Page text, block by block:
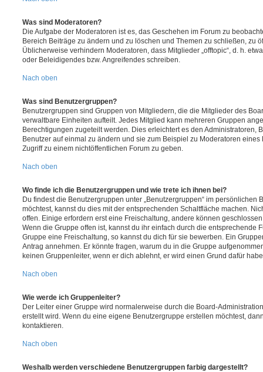
Was sind Moderatoren?
Die Aufgabe der Moderatoren ist es, das Geschehen im Forum zu
Bereich Beiträge zu ändern und zu löschen und Themen zu schließen, zu
Üblicherweise verhindern Moderatoren, dass Mitglieder „offtopic“, d. h.
oder Beleidigendes bzw. Angreifendes schreiben.
Nach oben
Was sind Benutzergruppen?
Benutzergruppen sind Gruppen von Mitgliedern, die die Mitglieder des
verwaltbare Einheiten aufteilt. Jedes Mitglied kann mehreren Gruppen
Berechtigungen zugeteilt werden. Dies erleichtert es den Administratoren,
Benutzer auf einmal zu ändern und sie zum Beispiel zu Moderatoren
Zugriff zu einem nichtöffentlichen Forum zu geben.
Nach oben
Wo finde ich die Benutzergruppen und wie trete ich ihnen bei?
Du findest die Benutzergruppen unter „Benutzergruppen“ im persönlichen
möchtest, kannst du dies mit der entsprechenden Schaltfläche machen.
offen. Einige erfordern erst eine Freischaltung, andere können
Wenn die Gruppe offen ist, kannst du ihr einfach durch die entsprechende
Gruppe eine Freischaltung, so kannst du dich für sie bewerben. Ein
Antrag annehmen. Er könnte fragen, warum du in die Gruppe
keinen Gruppenleiter, wenn er dich ablehnt, er wird einen Grund dafür
Nach oben
Wie werde ich Gruppenleiter?
Der Leiter einer Gruppe wird normalerweise durch die Board-
erstellt wird. Wenn du eine eigene Benutzergruppe erstellen möchtest,
kontaktieren.
Nach oben
Weshalb werden verschiedene Benutzergruppen farbig dargestellt?